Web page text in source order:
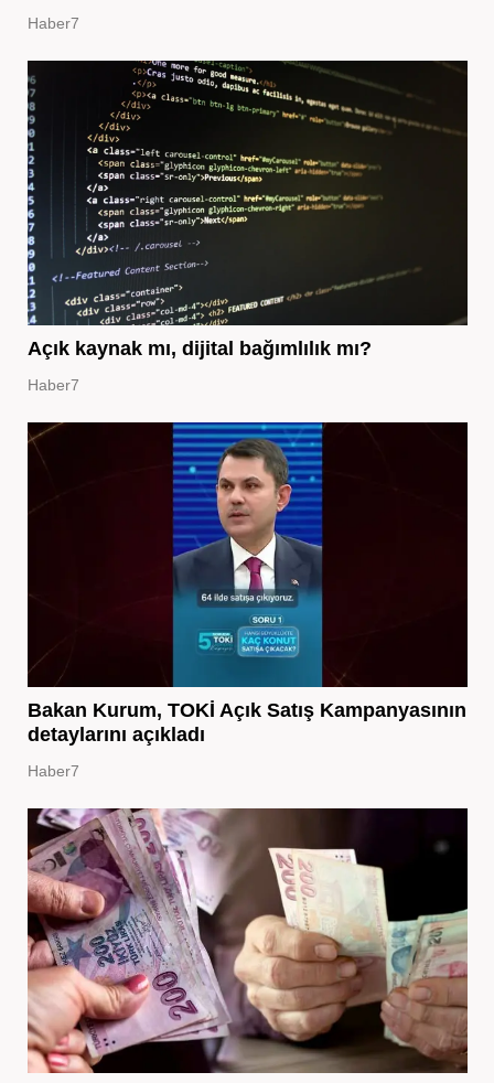
Haber7
Açık kaynak mı, dijital bağımlılık mı?
Haber7
Bakan Kurum, TOKİ Açık Satış Kampanyasının
detaylarını açıkladı
Haber7